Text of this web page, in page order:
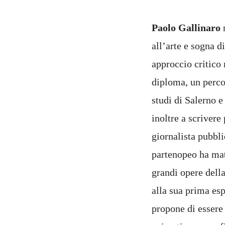
Paolo Gallinaro
all’arte e sogna
approccio critico
diploma, un
studi di Salerno
inoltre a scrivere
giornalista
partenopeo ha
grandi opere
alla sua prima
propone di